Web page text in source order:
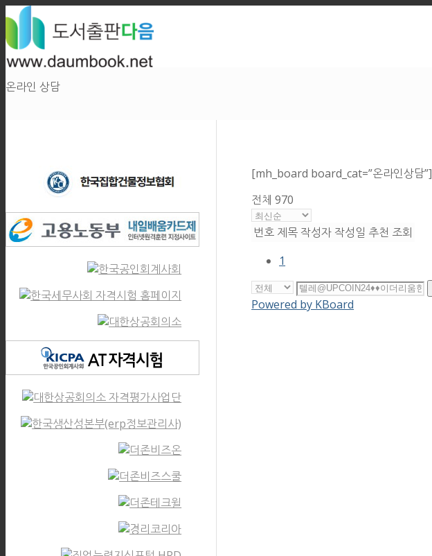
온라인 상담
[mh_board board_cat=”온라인상담”]
전체 970
번호 제목 작성자 작성일 추천 조회
1
Powered by KBoard